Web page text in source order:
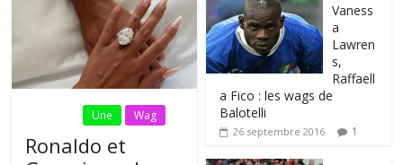
Une Wag
Ronaldo et
Vaness
a
Lawren
s,
Raffaell
a Fico : les wags de
Balotelli
26 septembre 2016 1